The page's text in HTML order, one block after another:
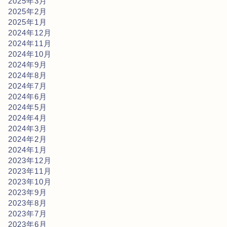
2025年2月
2025年1月
2024年12月
2024年11月
2024年10月
2024年9月
2024年8月
2024年7月
2024年6月
2024年5月
2024年4月
2024年3月
2024年2月
2024年1月
2023年12月
2023年11月
2023年10月
2023年9月
2023年8月
2023年7月
2023年6月